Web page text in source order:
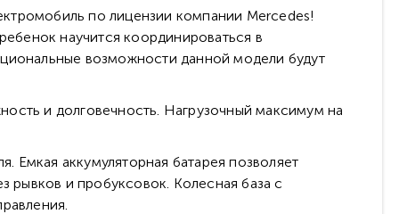
по лицензии компании Mercedes!
научится координироваться в
возможности данной модели будут
и долговечность. Нагрузочный максимум на
Емкая аккумуляторная батарея позволяет
рывков и пробуксовок. Колесная база с